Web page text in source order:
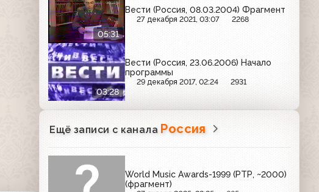
05:31
Вести (Россия, 08.03.2004) Фрагмент
27 декабря 2021, 03:07 2268
03:28
Вести (Россия, 23.06.2006) Начало
программы
29 декабря 2017, 02:24 2931
Ещё записи с канала Россия
World Music Awards-1999 (РТР, ~2000)
(фрагмент)